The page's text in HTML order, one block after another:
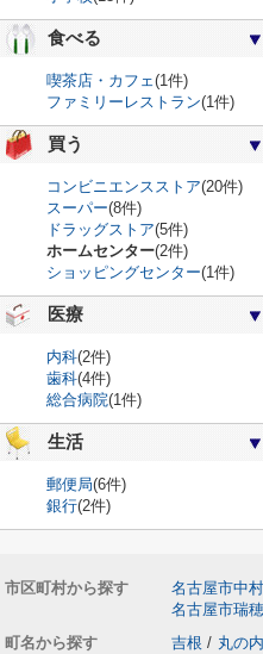
食べる
喫茶店・カフェ(1件)
ファミリーレストラン(1件)
買う
コンビニエンスストア(20件)
スーパー(8件)
ドラッグストア(5件)
ホームセンター(2件)
ショッピングセンター(1件)
医療
内科(2件)
歯科(4件)
総合病院(1件)
生活
郵便局(6件)
銀行(2件)
市区町村から探す 名古屋市中
名古屋市瑞
町名から探す
吉根 / 丸の内